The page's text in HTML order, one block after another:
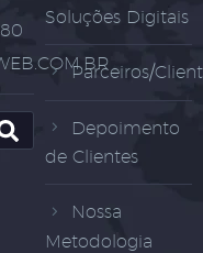
Soluções Digitais
Parceiros/
Depoimento
de Clientes
Nossa
Metodologia